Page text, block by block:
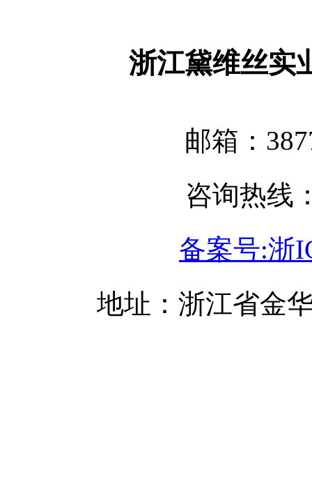
浙江黛维丝实
邮箱：
咨询热线
备案号:浙
地址：浙江省金